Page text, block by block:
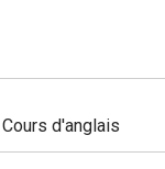
Cours d'anglais